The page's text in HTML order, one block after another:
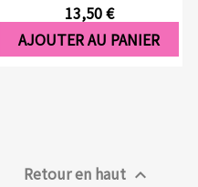
13,50 €
AJOUTER AU PANIER
Retour en haut 